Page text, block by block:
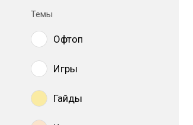
Темы
Офтоп
Игры
Гайды